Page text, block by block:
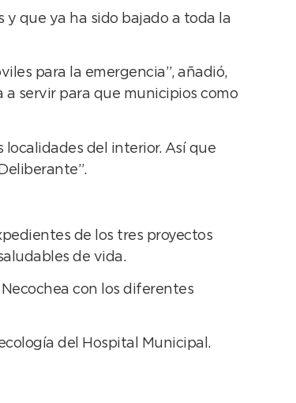
y que ya ha sido bajado a toda la
para la emergencia”, añadió,
servir para que municipios como
localidades del interior. Así que
de los tres proyectos
de vida.
con los diferentes
del Hospital Municipal.